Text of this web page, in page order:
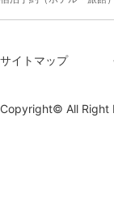
サイトマップ
Copyright© All Right